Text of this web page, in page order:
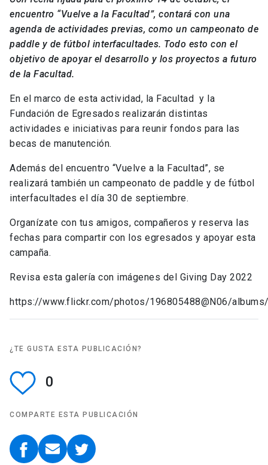
encuentro “Vuelve a la Facultad”, contará con una
agenda de actividades previas, como un campeonato de
paddle y de fútbol interfacultades. Todo esto con el
objetivo de apoyar el desarrollo y los proyectos a futuro
de la Facultad.
En el marco de esta actividad, la Facultad y la
Fundación de Egresados realizarán distintas
actividades e iniciativas para reunir fondos para las
becas de manutención.
Además del encuentro “Vuelve a la Facultad”, se
realizará también un campeonato de paddle y de fútbol
interfacultades el día 30 de septiembre.
Organízate con tus amigos, compañeros y reserva las
fechas para compartir con los egresados y apoyar esta
campaña.
Revisa esta galería con imágenes del Giving Day 2022
https://www.flickr.com/photos/196805488@N06/
¿TE GUSTA ESTA PUBLICACIÓN?
0
COMPARTE ESTA PUBLICACIÓN